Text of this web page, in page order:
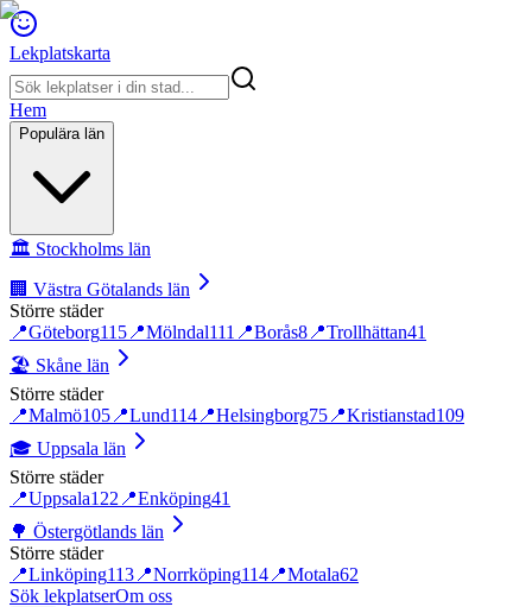
Lekplatskarta
Hem
Populära län
🏛️ Stockholms län
🏢 Västra Götalands län
Större städer
📍Göteborg115 📍Mölndal111 📍Borås8 📍Trollhättan41
🏖️ Skåne län
Större städer
📍Malmö105 📍Lund114 📍Helsingborg75 📍Kristianstad109
🎓 Uppsala län
Större städer
📍Uppsala122 📍Enköping41
🌳 Östergötlands län
Större städer
📍Linköping113 📍Norrköping114 📍Motala62
Sök lekplatserOm oss